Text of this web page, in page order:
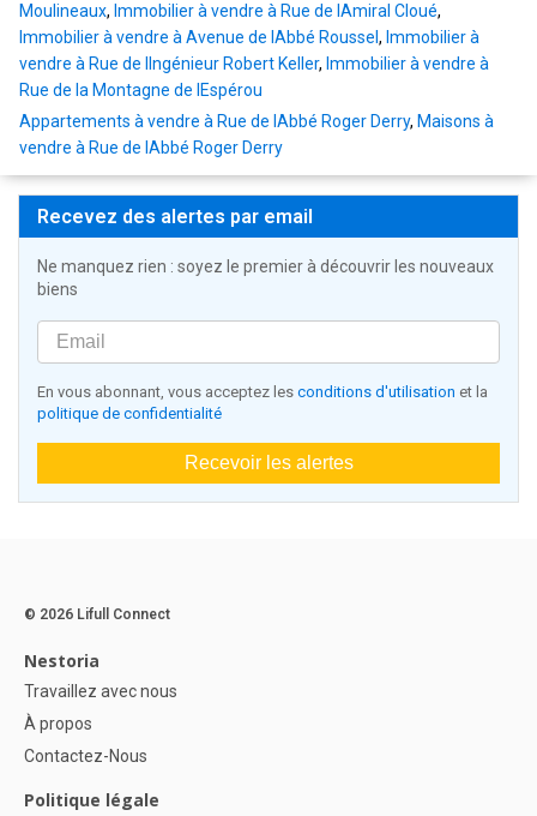
Moulineaux, Immobilier à vendre à Rue de lAmiral Cloué,
Immobilier à vendre à Avenue de lAbbé Roussel , Immobilier à
vendre à Rue de lIngénieur Robert Keller, Immobilier à vendre à
Rue de la Montagne de lEspérou
Appartements à vendre à Rue de lAbbé Roger Derry, Maisons à
vendre à Rue de lAbbé Roger Derry
Recevez des alertes par email
Ne manquez rien : soyez le premier à découvrir les nouveaux
biens
En vous abonnant, vous acceptez les conditions d'utilisation et la
politique de confidentialité
Recevoir les alertes
© 2026 Lifull Connect
Nestoria
Travaillez avec nous
À propos
Contactez-Nous
Politique légale